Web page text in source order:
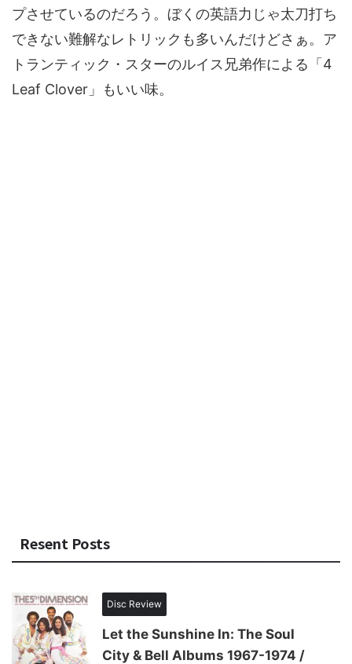
プさせているのだろう。ぼくの英語力じゃ太刀打ち
できない難解なレトリックも多いんだけどさぁ。ア
トランティック・スターのルイス兄弟作による「4
Leaf Clover」もいい味。
Resent Posts
Disc Review
Let the Sunshine In: The Soul
City & Bell Albums 1967-1974 /